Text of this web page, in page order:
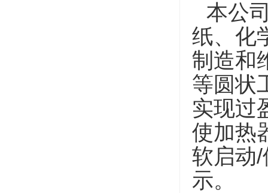
本公
纸、化
制造和
等圆状
实现过
使加热
软启动
示。